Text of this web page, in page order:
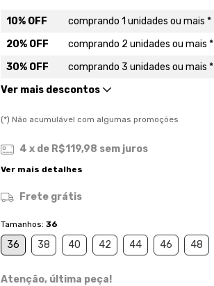
10% OFF
comprando 1 unidades ou mais *
20% OFF
comprando 2 unidades ou mais *
30% OFF
comprando 3 unidades ou mais *
Ver mais descontos
(*) Não acumulável com algumas promoções
4 x de R$119,98 sem juros
Ver mais detalhes
Frete grátis
Tamanhos: 36
36 38 40 42 44 46 48
Atenção, última peça!